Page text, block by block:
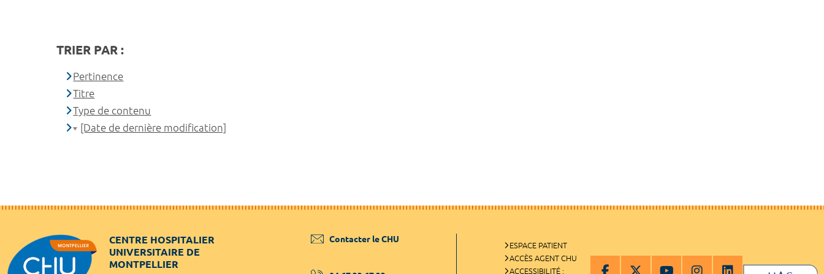
TRIER PAR :
Pertinence
Titre
Type de contenu
[Date de dernière modification]
CENTRE HOSPITALIER
UNIVERSITAIRE DE
MONTPELLIER
Contacter le CHU
ESPACE PATIENT
ACCÈS AGENT CHU
ACCESSIBILITÉ :